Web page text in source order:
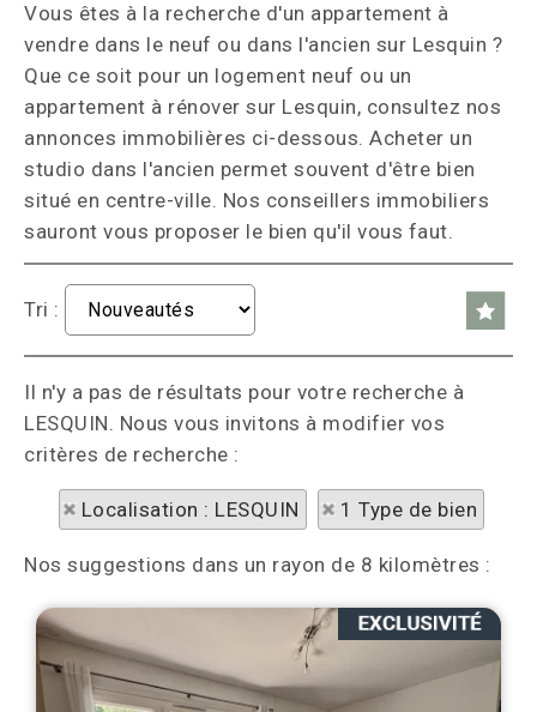
Vous êtes à la recherche d'un appartement à
vendre dans le neuf ou dans l'ancien sur Lesquin ?
Que ce soit pour un logement neuf ou un
appartement à rénover sur Lesquin, consultez nos
annonces immobilières ci-dessous. Acheter un
studio dans l'ancien permet souvent d'être bien
situé en centre-ville. Nos conseillers immobiliers
sauront vous proposer le bien qu'il vous faut.
Tri :
Il n'y a pas de résultats pour votre recherche à
LESQUIN. Nous vous invitons à modifier vos
critères de recherche :
Localisation : LESQUIN 1 Type de bien
Nos suggestions dans un rayon de 8 kilomètres :